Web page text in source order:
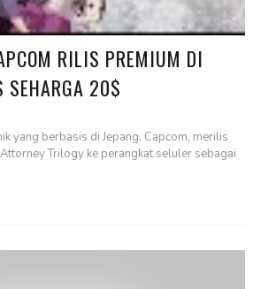
RILIS PREMIUM DI
SEHARGA 20$
yang berbasis di Jepang, Capcom, merilis
Trilogy ke perangkat seluler sebagai